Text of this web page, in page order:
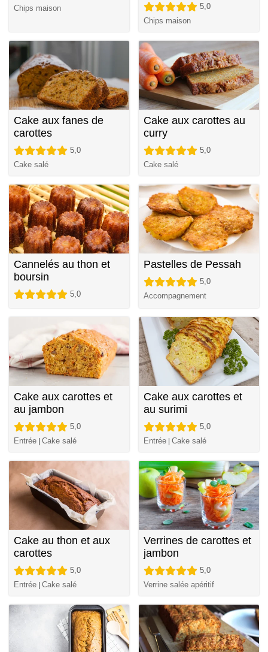
Chips maison
5,0
Chips maison
Cake aux fanes de
carottes
5,0
Cake salé
Cake aux carottes au
curry
5,0
Cake salé
Cannelés au thon et
boursin
5,0
Pastelles de Pessah
5,0
Accompagnement
Cake aux carottes et
au jambon
5,0
Entrée Cake salé
Cake aux carottes et
au surimi
5,0
Entrée Cake salé
Cake au thon et aux
carottes
5,0
Entrée Cake salé
Verrines de carottes et
jambon
5,0
Verrine salée apéritif